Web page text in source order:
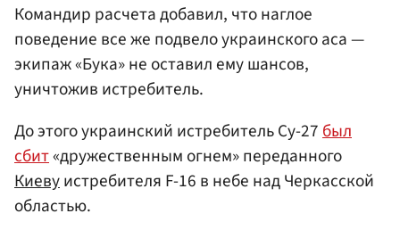
Командир расчета добавил, что наглое
поведение все же подвело украинского аса —
экипаж «Бука» не оставил ему шансов,
уничтожив истребитель.
До этого украинский истребитель Су-27был
сбит«дружественным огнем» переданного
Киевуистребителя F-16 в небе над Черкасской
областью.